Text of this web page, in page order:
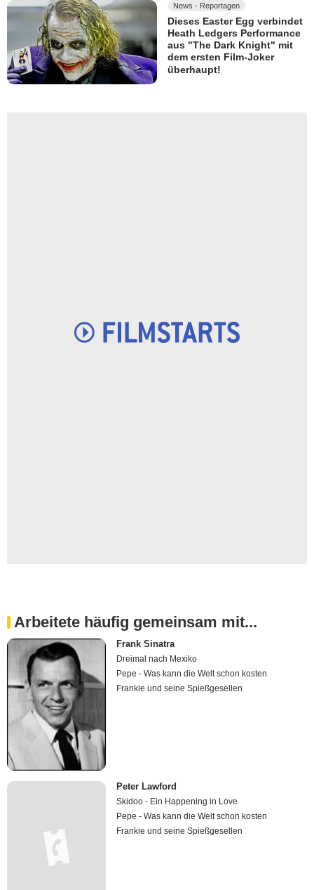
News - Reportagen
Dieses Easter Egg verbindet
Heath Ledgers Performance
aus "The Dark Knight" mit
dem ersten Film-Joker
überhaupt!
Arbeitete häufig gemeinsam mit...
Frank Sinatra
Dreimal nach Mexiko
Pepe - Was kann die Welt schon kosten
Frankie und seine Spießgesellen
Peter Lawford
Skidoo - Ein Happening in Love
Pepe - Was kann die Welt schon kosten
Frankie und seine Spießgesellen